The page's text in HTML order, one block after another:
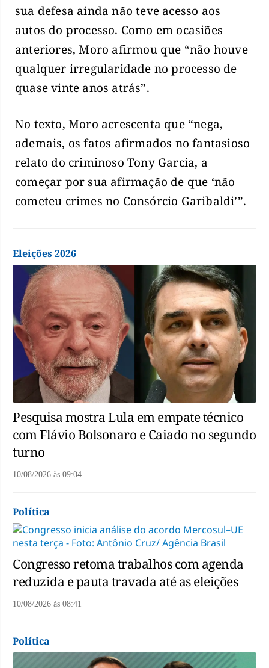
sua defesa ainda não teve acesso aos
autos do processo. Como em ocasiões
anteriores, Moro afirmou que “não houve
qualquer irregularidade no processo de
quase vinte anos atrás”.
No texto, Moro acrescenta que “nega,
ademais, os fatos afirmados no fantasioso
relato do criminoso Tony Garcia, a
começar por sua afirmação de que ‘não
cometeu crimes no Consórcio Garibaldi’”.
Eleições 2026
Pesquisa mostra Lula em empate técnico
com Flávio Bolsonaro e Caiado no segundo
turno
10/08/2026 às 09:04
Política
Congresso retoma trabalhos com agenda
reduzida e pauta travada até as eleições
10/08/2026 às 08:41
Política